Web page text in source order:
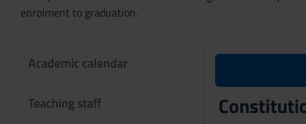
enrolment to graduation.
Academic calendar
Teaching staff